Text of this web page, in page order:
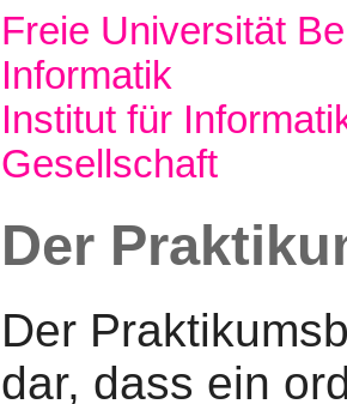
Freie Universität
Informatik
Institut für
Gesellschaft
Der
Der
dar, dass ein